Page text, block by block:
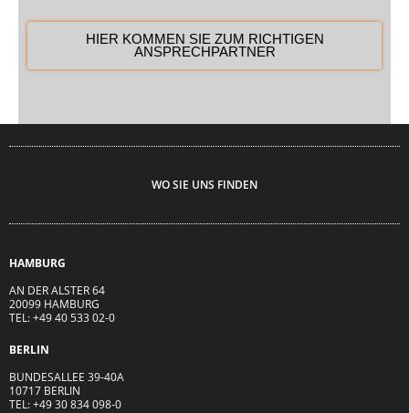
HIER KOMMEN SIE ZUM RICHTIGEN
ANSPRECHPARTNER
WO SIE UNS FINDEN
HAMBURG
AN DER ALSTER 64
20099 HAMBURG
TEL: +49 40 533 02-0
BERLIN
BUNDESALLEE 39-40A
10717 BERLIN
TEL: +49 30 834 098-0